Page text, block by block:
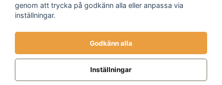
Fraktalternativ
genom att trycka på godkänn alla eller anpassa via
inställningar.
Godkänn alla
Inställningar